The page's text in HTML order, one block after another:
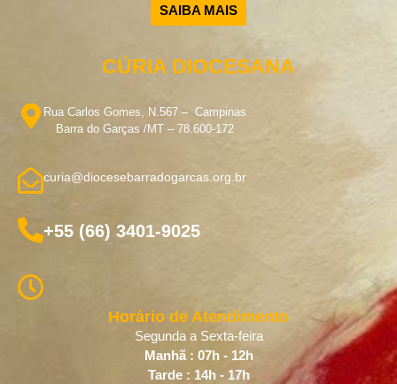
SAIBA MAIS
CÚRIA DIOCESANA
Rua Carlos Gomes, N.567 – Campinas
Barra do Garças /MT – 78.600-172
curia@diocesebarradogarcas.org.br
+55 (66) 3401-9025
Horário de Atendimento
Segunda a Sexta-feira
Manhã : 07h - 12h
Tarde : 14h - 17h